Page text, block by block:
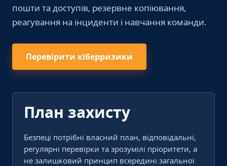
пошти та доступів, резервне копіювання,
реагування на інциденти і навчання команди.
Перевірити кіберризики
План захисту
Безпеці потрібні власний план, відповідальні,
регулярні перевірки та зрозумілі пріоритети, а
не залишковий принцип всередині загальної